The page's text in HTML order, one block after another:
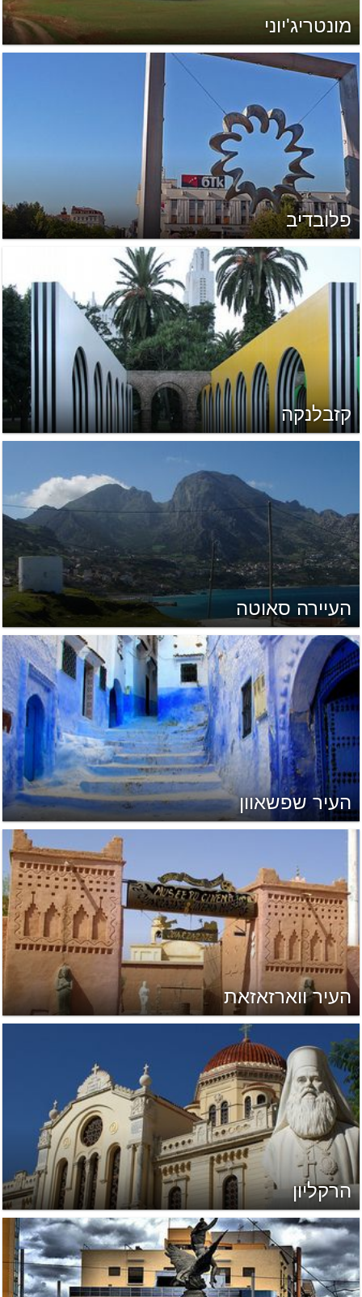
מונטריג'יוני
פלובדיב
קזבלנקה
העיירה סאוטה
העיר שפשאוון
העיר ווארזאזאת
הרקליון